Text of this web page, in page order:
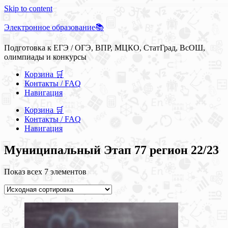
Skip to content
Электронное образование📚
Подготовка к ЕГЭ / ОГЭ, ВПР, МЦКО, СтатГрад, ВсОШ,
олимпиады и конкурсы
Корзина 🛒
Контакты / FAQ
Навигация
Корзина 🛒
Контакты / FAQ
Навигация
Муниципальный Этап 77 регион 22/23
Показ всех 7 элементов